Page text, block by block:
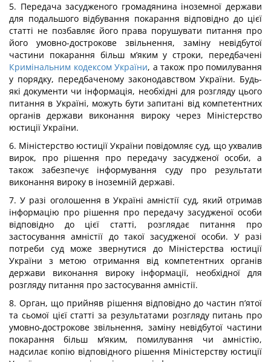
5. Передача засудженого громадянина іноземної держави
для подальшого відбування покарання відповідно до цієї
статті не позбавляє його права порушувати питання про
його умовно-дострокове звільнення, заміну невідбутої
частини покарання більш м’яким у строки, передбачені
Кримінальним кодексом України, а також про помилування
у порядку, передбаченому законодавством України. Будь-
які документи чи інформація, необхідні для розгляду цього
питання в Україні, можуть бути запитані від компетентних
органів держави виконання вироку через Міністерство
юстиції України.
6. Міністерство юстиції України повідомляє суд, що ухвалив
вирок, про рішення про передачу засудженої особи, а
також забезпечує інформування суду про результати
виконання вироку в іноземній державі.
7. У разі оголошення в Україні амністії суд, який отримав
інформацію про рішення про передачу засудженої особи
відповідно до цієї статті, розглядає питання про
застосування амністії до такої засудженої особи. У разі
потреби суд може звернутися до Міністерства юстиції
України з метою отримання від компетентних органів
держави виконання вироку інформації, необхідної для
розгляду питання про застосування амністії.
8. Орган, що прийняв рішення відповідно до частин п’ятої
та сьомої цієї статті за результатами розгляду питань про
умовно-дострокове звільнення, заміну невідбутої частини
покарання більш м’яким, помилування чи амністію,
надсилає копію відповідного рішення Міністерству юстиції